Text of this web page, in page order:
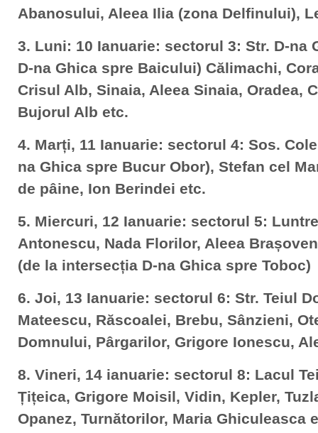
Abanosului, Aleea Ilia (zona Delfinului),
3. Luni: 10 Ianuarie: sectorul 3: Str. D-na
D-na Ghica spre Baicului) Călimachi,
Crisul Alb, Sinaia, Aleea Sinaia, Oradea,
Bujorul Alb etc.
4. Marți, 11 Ianuarie: sectorul 4: Sos.
na Ghica spre Bucur Obor), Stefan cel
de pâine, Ion Berindei etc.
5. Miercuri, 12 Ianuarie: sectorul 5:
Antonescu, Nada Florilor, Aleea
(de la intersecția D-na Ghica spre Toboc)
6. Joi, 13 Ianuarie: sectorul 6: Str. Teiul
Mateescu, Răscoalei, Brebu, Sânzieni,
Domnului, Pârgarilor, Grigore Ionescu,
8. Vineri, 14 ianuarie: sectorul 8: Lacul
Țițeica, Grigore Moisil, Vidin, Kepler,
Opanez, Turnătorilor, Maria Ghiculeasca